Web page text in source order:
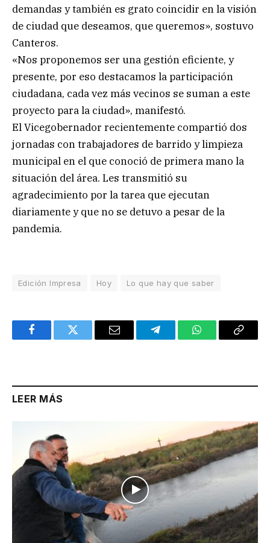
demandas y también es grato coincidir en la visión
de ciudad que deseamos, que queremos», sostuvo
Canteros.
«Nos proponemos ser una gestión eficiente, y
presente, por eso destacamos la participación
ciudadana, cada vez más vecinos se suman a este
proyecto para la ciudad», manifestó.
El Vicegobernador recientemente compartió dos
jornadas con trabajadores de barrido y limpieza
municipal en el que conoció de primera mano la
situación del área. Les transmitió su
agradecimiento por la tarea que ejecutan
diariamente y que no se detuvo a pesar de la
pandemia.
Edición Impresa Hoy Lo que hay que saber
FacebookTwitter Email TelegramWhatsAppCopy
LEER MÁS